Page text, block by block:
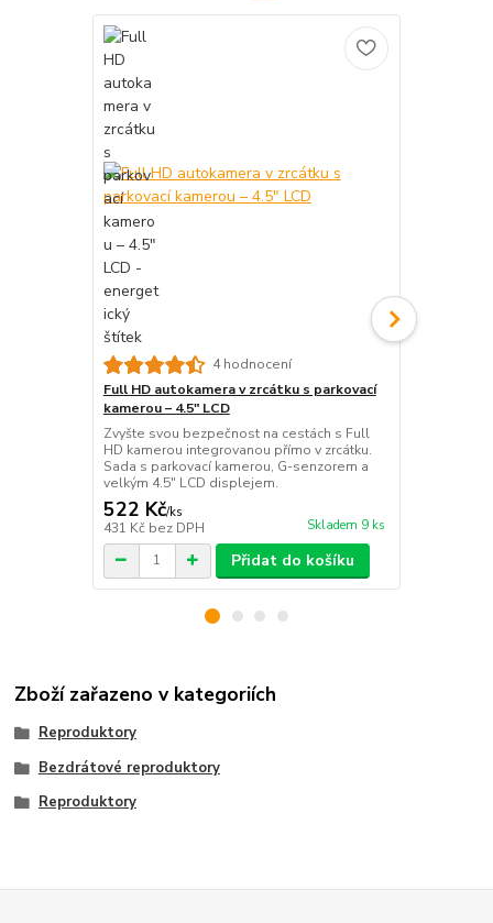
4 hodnocení
Full HD autokamera v zrcátku s parkovací
kamerou – 4.5" LCD
Zvyšte svou bezpečnost na cestách s Full
HD kamerou integrovanou přímo v zrcátku.
Sada s parkovací kamerou, G-senzorem a
velkým 4.5" LCD displejem.
522 Kč/ks
431 Kč bez DPH Skladem 9 ks
Přidat do košíku
Zboží zařazeno v kategoriích
Reproduktory
Bezdrátové reproduktory
Reproduktory